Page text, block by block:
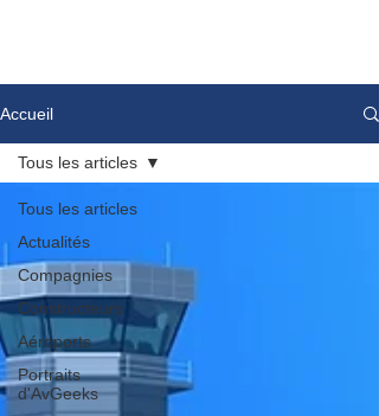
Accueil
Tous les articles
Actualités
Compagnies
Constructeurs
Aéroports
Portraits
d'AvGeeks
Tous les articles